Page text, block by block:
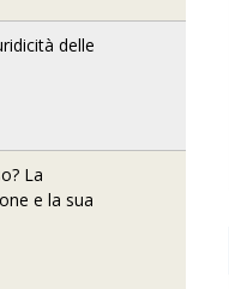
delle
La
e la sua